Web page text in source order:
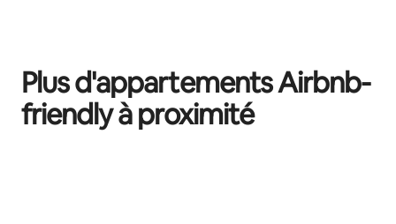
Plus d'appartements Airbnb-
friendly à proximité